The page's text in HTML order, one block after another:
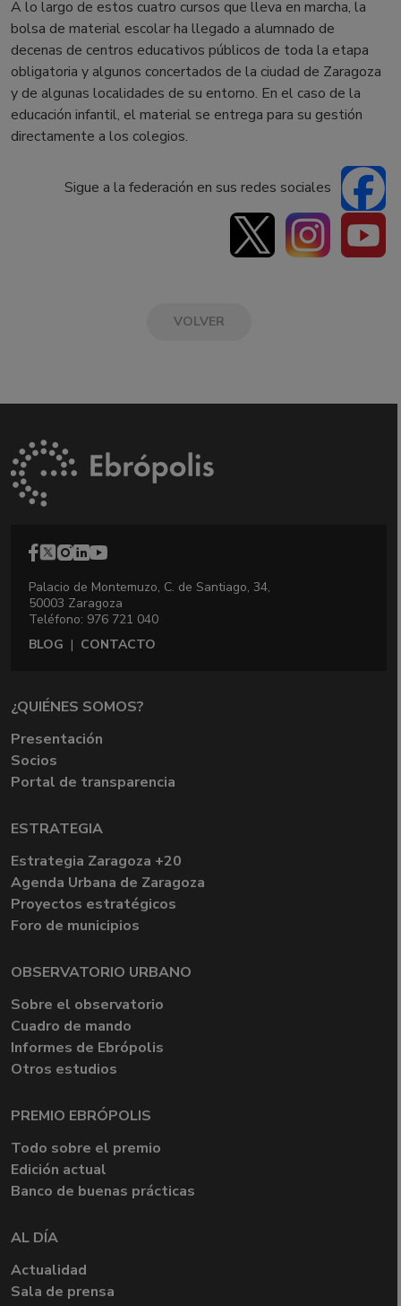
A lo largo de estos cuatro cursos que lleva en marcha, la
bolsa de material escolar ha llegado a alumnado de
decenas de centros educativos públicos de toda la etapa
obligatoria y algunos concertados de la ciudad de Zaragoza
y de algunas localidades de su entorno. En el caso de la
educación infantil, el material se entrega para su gestión
directamente a los colegios.
Sigue a la federación en sus redes sociales
VOLVER
Palacio de Montemuzo, C. de Santiago, 34,
50003 Zaragoza
Teléfono: 976 721 040
BLOG | CONTACTO
¿QUIÉNES SOMOS?
Presentación
Socios
Portal de transparencia
ESTRATEGIA
Estrategia Zaragoza +20
Agenda Urbana de Zaragoza
Proyectos estratégicos
Foro de municipios
OBSERVATORIO URBANO
Sobre el observatorio
Cuadro de mando
Informes de Ebrópolis
Otros estudios
PREMIO EBRÓPOLIS
Todo sobre el premio
Edición actual
Banco de buenas prácticas
AL DÍA
Actualidad
Sala de prensa